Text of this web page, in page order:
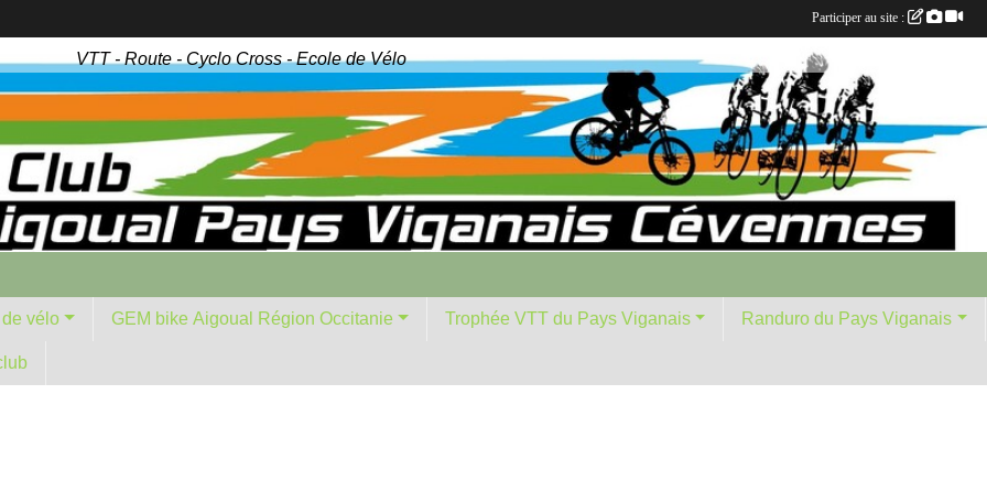
VTT - Route - Cyclo Cross - Ecole de Vélo
vélo GEM bike Aigoual Région Occitanie Trophée VTT du Pays Viganais Randuro du Pays Viganais
Participer au site :